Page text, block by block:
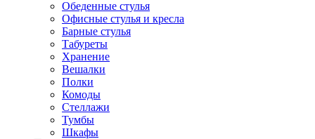
Обеденные стулья
Офисные стулья и кресла
Барные стулья
Табуреты
Хранение
Вешалки
Полки
Комоды
Стеллажи
Тумбы
Шкафы